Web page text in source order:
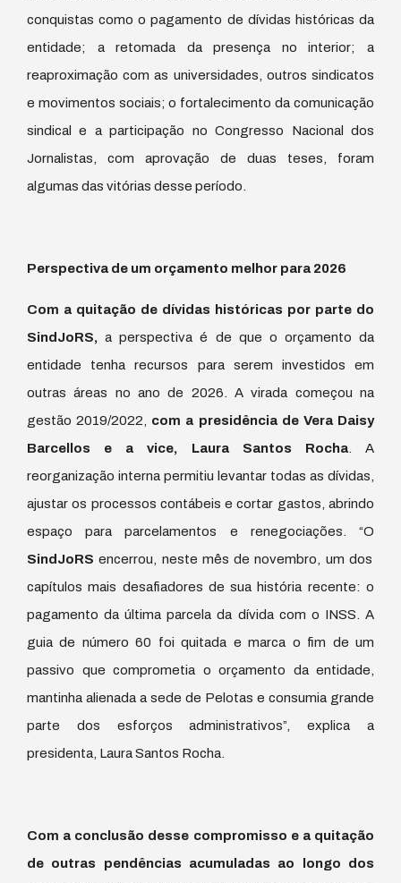
conquistas como o pagamento de dívidas históricas da
entidade; a retomada da presença no interior; a
reaproximação com as universidades, outros sindicatos
e movimentos sociais; o fortalecimento da comunicação
sindical e a participação no Congresso Nacional dos
Jornalistas, com aprovação de duas teses, foram
algumas das vitórias desse período.
Perspectiva de um orçamento melhor para 2026
Com a quitação de dívidas históricas por parte do
SindJoRS, a perspectiva é de que o orçamento da
entidade tenha recursos para serem investidos em
outras áreas no ano de 2026. A virada começou na
gestão 2019/2022,
com a presidência de Vera Daisy
Barcellos e a vice, Laura Santos Rocha. A
reorganização interna permitiu levantar todas as dívidas,
ajustar os processos contábeis e cortar gastos, abrindo
espaço para parcelamentos e renegociações. “O
SindJoRS encerrou, neste mês de novembro, um dos
capítulos mais desafiadores de sua história recente: o
pagamento da última parcela da dívida com o INSS. A
guia de número 60 foi quitada e marca o fim de um
passivo que comprometia o orçamento da entidade,
mantinha alienada a sede de Pelotas e consumia grande
parte dos esforços administrativos”, explica a
presidenta, Laura Santos Rocha.
Com a conclusão desse compromisso e a quitação
de outras pendências acumuladas ao longo dos